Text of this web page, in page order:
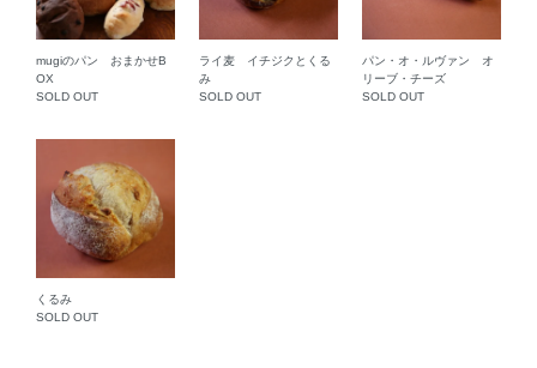
mugiのパン おまかせB
OX
SOLD OUT
ライ麦 イチジクとくる
み
SOLD OUT
パン・オ・ルヴァン オ
リーブ・チーズ
SOLD OUT
くるみ
SOLD OUT